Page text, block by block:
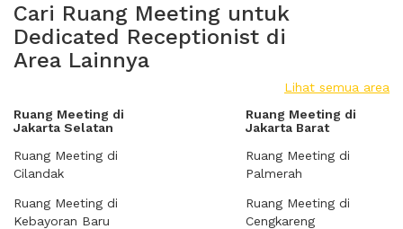
Cari Ruang Meeting untuk
Dedicated Receptionist di
Area Lainnya
Lihat semua area
Ruang Meeting di
Jakarta Selatan
Ruang Meeting di
Cilandak
Ruang Meeting di
Kebayoran Baru
Ruang Meeting di
Jakarta Barat
Ruang Meeting di
Palmerah
Ruang Meeting di
Cengkareng